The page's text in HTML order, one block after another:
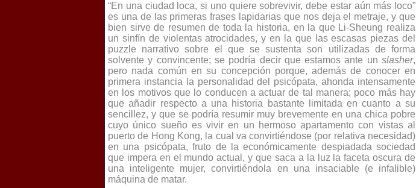
“En una ciudad loca, si uno quiere sobrevivir, debe estar aún más loco”
es una de las primeras frases lapidarias que nos deja el metraje, y que
bien sirve de resumen de toda la historia, en la que Li-Sheung realiza
un sinfín de violentas atrocidades, y en la que las escasas piezas del
puzzle narrativo sobre el que se sustenta son utilizadas de forma
solvente y convincente; se podría decir que estamos ante un slasher,
pero nada común en su concepción porque, además de conocer en
primera instancia la personalidad del psicópata, ahonda intensamente
en los motivos que lo conducen a actuar de tal manera; poco más hay
que añadir respecto a una historia bastante limitada en cuanto a su
sencillez, y que se podría resumir muy brevemente en una chica pobre
cuyo único sueño es vivir en un hermoso apartamento con vistas al
puerto de Hong Kong, la cual va convirtiéndose (por relativa necesidad)
en una psicópata, fruto de la económicamente despiadada sociedad
que impera en el mundo actual, y que saca a la luz la faceta oscura de
una inteligente mujer, convirtiéndola en una insaciable (e infalible)
máquina de matar.